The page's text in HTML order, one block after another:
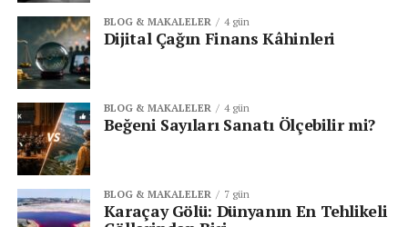
Denetleme Kurulu’nun Çağrısı
Kurul, Meta’ya platformlarında yayılan sahte YZ
içeriklerine karşıdaha etkili önlemler alması
çağrısında bulundu. Amaç, kullanıcılarıngerçek ile
sahteyi ayırt etme yeteneğini korumak ve bilgiye
güveni sürdürmek
Meta’nın bu çağrılara yanıt verip veremeyeceği,
BLOG & MAKALELER 4 gün
Dijital Çağın Finans Kâhinleri
BLOG & MAKALELER 4 gün
Beğeni Sayıları Sanatı Ölçebilir mi?
BLOG & MAKALELER 7 gün
Karaçay Gölü: Dünyanın En Tehlikeli